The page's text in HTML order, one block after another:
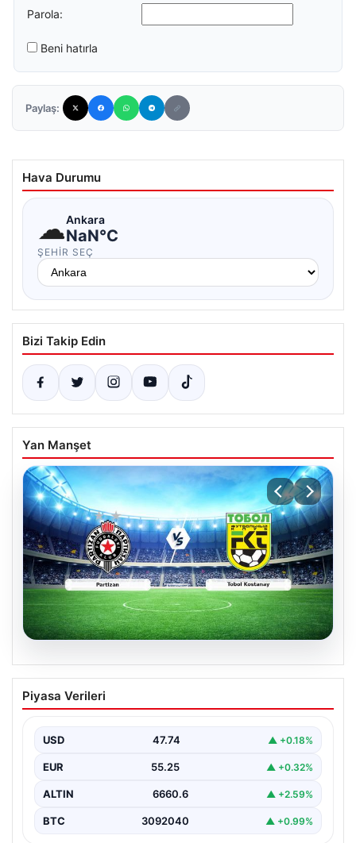
Parola:
Beni hatırla
Paylaş:
Hava Durumu
☁Ankara
NaN°C
ŞEHIR SEÇ
Bizi Takip Edin
Yan Manşet
06.08.2026
CANLI | Partizan – Tobol Kostanay Canlı
Maç Anlatımı
Piyasa Verileri
USD 47.74 ▲ +0.18%
EUR 55.25 ▲ +0.32%
ALTIN 6660.6 ▲ +2.59%
BTC 3092040 ▲ +0.99%